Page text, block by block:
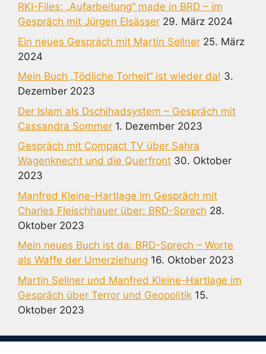
RKI-Files: „Aufarbeitung“ made in BRD – im
Gespräch mit Jürgen Elsässer 29. März 2024
Ein neues Gespräch mit Martin Sellner 25. März
2024
Mein Buch „Tödliche Torheit“ ist wieder da! 3.
Dezember 2023
Der Islam als Dschihadsystem – Gespräch mit
Cassandra Sommer 1. Dezember 2023
Gespräch mit Compact TV über Sahra
Wagenknecht und die Querfront 30. Oktober
2023
Manfred Kleine-Hartlage im Gespräch mit
Charles Fleischhauer über: BRD-Sprech 28.
Oktober 2023
Mein neues Buch ist da: BRD-Sprech – Worte
als Waffe der Umerziehung 16. Oktober 2023
Martin Sellner und Manfred Kleine-Hartlage im
Gespräch über Terror und Geopolitik 15.
Oktober 2023